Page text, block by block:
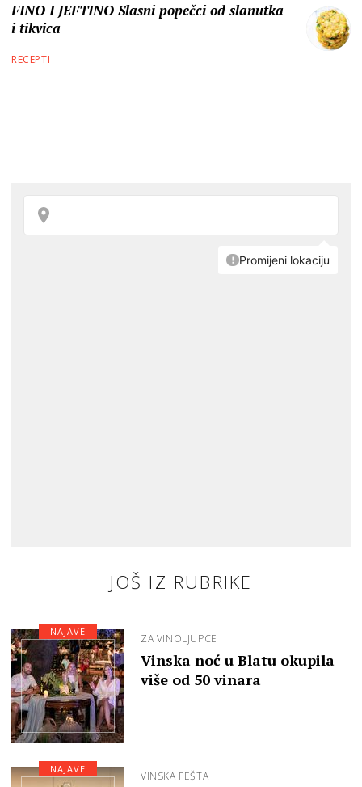
FINO I JEFTINO Slasni popečci od slanutka
i tikvica
RECEPTI
JOŠ IZ RUBRIKE
ZA VINOLJUPCE
Vinska noć u Blatu okupila
više od 50 vinara
NAJAVE
VINSKA FEŠTA
NAJAVE